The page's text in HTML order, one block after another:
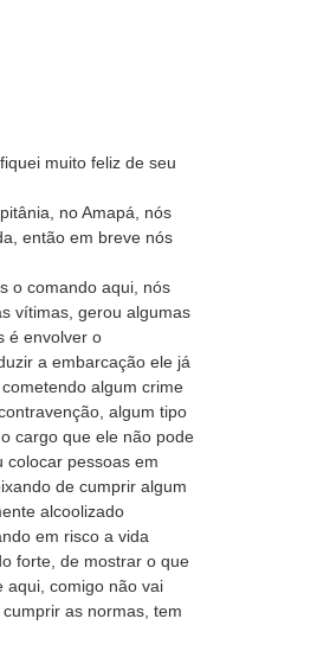
muito feliz de seu
no Amapá, nós
então em breve nós
o comando aqui, nós
vítimas, gerou algumas
é envolver o
a embarcação ele já
algum crime
algum tipo
cargo que ele não pode
colocar pessoas em
de cumprir algum
alcoolizado
em risco a vida
forte, de mostrar o que
aqui, comigo não vai
as normas, tem